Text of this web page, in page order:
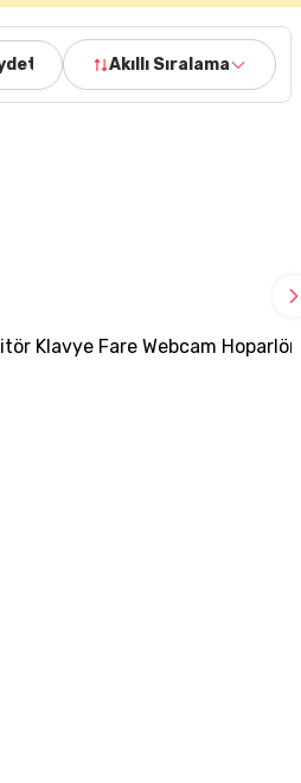
Akıllı Sıralama
Klavye Fare Webcam Hoparlör